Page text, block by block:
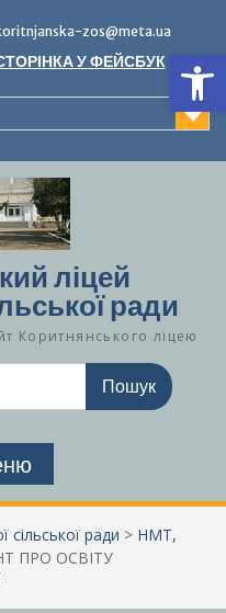
zos@meta.ua
У ФЕЙСБУК
ліцей
ради
Коритнянського ліцею
сільської ради > НМТ,
ПРО ОСВІТУ